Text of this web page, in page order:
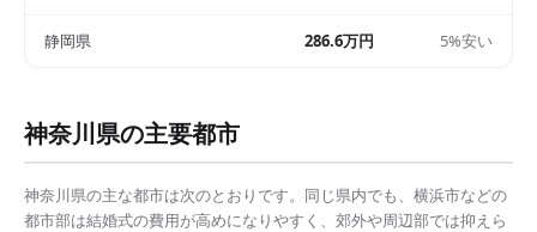
静岡県 286.6万円 5%安い
神奈川県の主要都市
神奈川県の主な都市は次のとおりです。同じ県内でも、 横浜市などの
都市部は結婚式の費用が高めになりやすく、郊外や周辺部では抑えら